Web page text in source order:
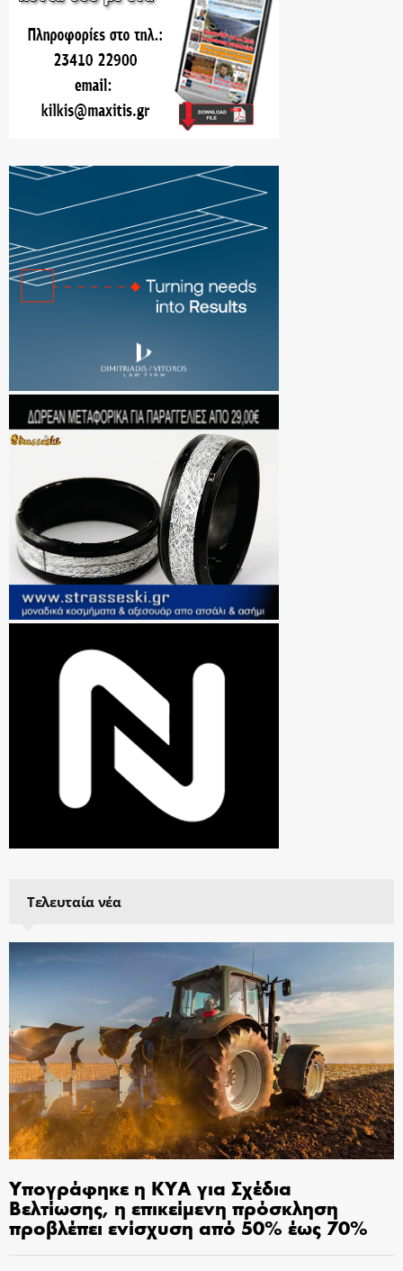
Τελευταία νέα
Υπογράφηκε η ΚΥΑ για Σχέδια
Βελτίωσης, η επικείμενη πρόσκληση
προβλέπει ενίσχυση από 50% έως 70%